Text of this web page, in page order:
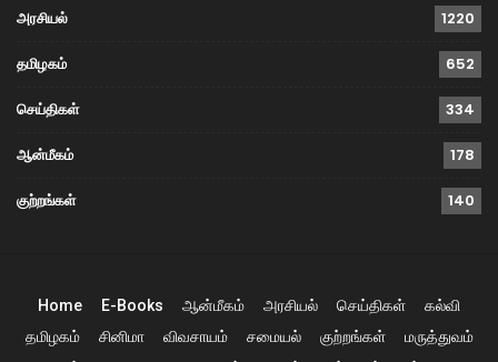
அரசியல் 1220
தமிழகம் 652
செய்திகள் 334
ஆன்மீகம் 178
குற்றங்கள் 140
Home E-Books ஆன்மீகம் அரசியல் செய்திகள்
கல்வி
தமிழகம்
சினிமா விவசாயம் சமையல் குற்றங்கள்
மருத்துவம்